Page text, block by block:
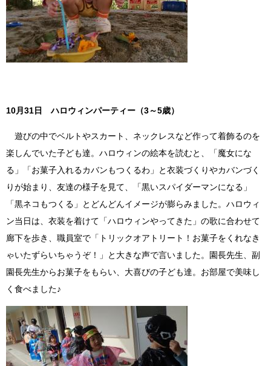
10月31日 ハロウィンパーティー（3～5歳）
遊びの中でベルトやスカート、ネックレスなど作って着飾るのを
楽しんでいた子ども達。ハロウィンの絵本を読むと、「魔女にな
る」「お菓子入れるカバンもつくるわ」と衣装づくりやカバンづく
りが始まり、友達の様子を見て、「黒いスパイダーマンになる」
「黒ネコもつくる」とどんどんイメージが膨らみました。ハロウィ
ン当日は、衣装を着けて「ハロウィンやってきた」の歌に合わせて
廊下を歩き、職員室で「トリックオアトリート！お菓子をくれなき
ゃいたずらいちゃうぞ！」と大きな声で言いました。園長先生、副
園長先生からお菓子をもらい、大喜びの子ども達。お部屋で美味し
く食べました♪